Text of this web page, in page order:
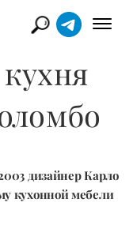
дизайнер Карло
кухонной мебели